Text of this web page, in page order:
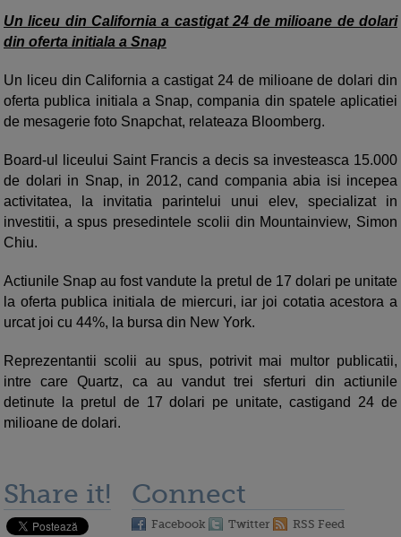
Un liceu din California a castigat 24 de milioane de dolari
din oferta initiala a Snap
Un liceu din California a castigat 24 de milioane de dolari din
oferta publica initiala a Snap, compania din spatele aplicatiei
de mesagerie foto Snapchat, relateaza Bloomberg.
Board-ul liceului Saint Francis a decis sa investeasca 15.000
de dolari in Snap, in 2012, cand compania abia isi incepea
activitatea, la invitatia parintelui unui elev, specializat in
investitii, a spus presedintele scolii din Mountainview, Simon
Chiu.
Actiunile Snap au fost vandute la pretul de 17 dolari pe unitate
la oferta publica initiala de miercuri, iar joi cotatia acestora a
urcat joi cu 44%, la bursa din New York.
Reprezentantii scolii au spus, potrivit mai multor publicatii,
intre care Quartz, ca au vandut trei sferturi din actiunile
detinute la pretul de 17 dolari pe unitate, castigand 24 de
milioane de dolari.
Share it! Connect
Facebook Twitter RSS Feed